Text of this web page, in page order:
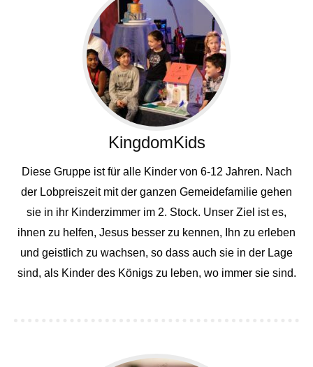
KingdomKids
Diese Gruppe ist für alle Kinder von 6-12 Jahren. Nach
der Lobpreiszeit mit der ganzen Gemeidefamilie gehen
sie in ihr Kinderzimmer im 2. Stock. Unser Ziel ist es,
ihnen zu helfen, Jesus besser zu kennen, Ihn zu erleben
und geistlich zu wachsen, so dass auch sie in der Lage
sind, als Kinder des Königs zu leben, wo immer sie sind.